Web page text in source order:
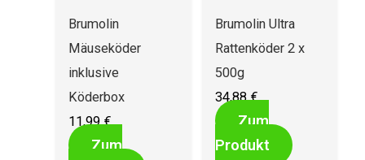
Brumolin
Mäuseköder
inklusive
Köderbox
11,99€
Zum
Brumolin Ultra
Rattenköder 2 x
500g
34,88€
Zum
Produkt